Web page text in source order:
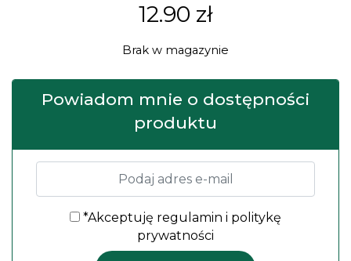
12.90 zł
Brak w magazynie
Powiadom mnie o dostępności
produktu
*Akceptuję regulamin i politykę
prywatności